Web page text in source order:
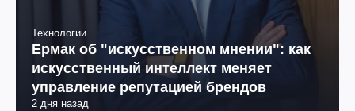
Технологии
Ермак об "искусственном мнении": как
искусственный интеллект меняет
управление репутацией брендов
2 дня назад